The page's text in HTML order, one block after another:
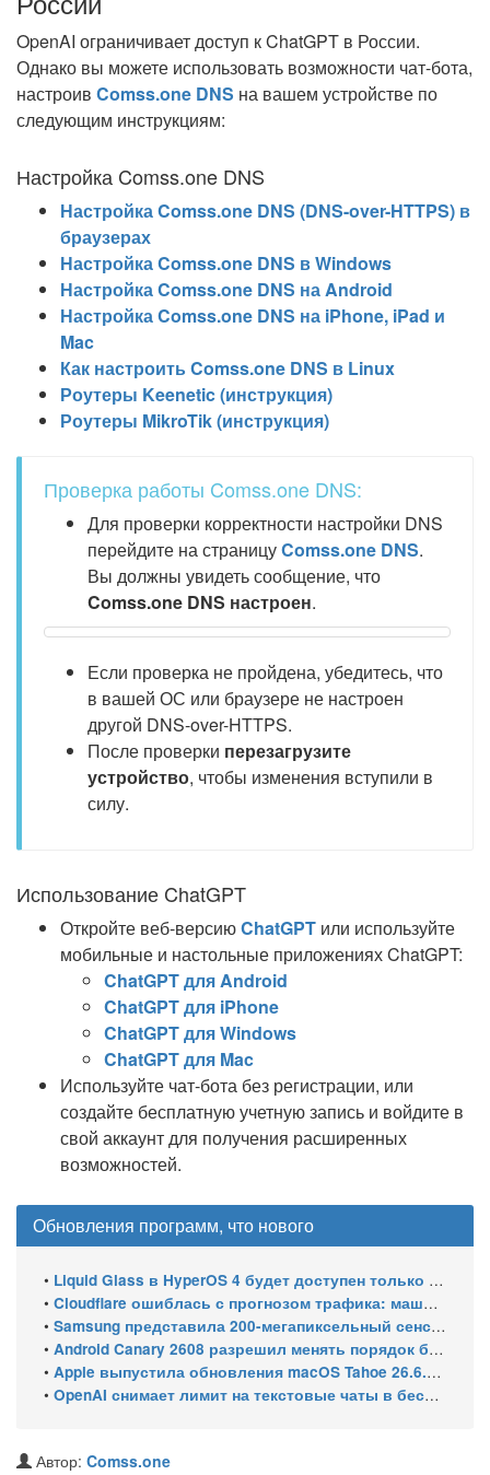
OpenAI ограничивает доступ к ChatGPT в России.
Однако вы можете использовать возможности чат-бота,
настроив Comss.one DNS на вашем устройстве по
следующим инструкциям:
Настройка Comss.one DNS
Настройка Comss.one DNS (DNS-over-HTTPS) в
браузерах
Настройка Comss.one DNS в Windows
Настройка Comss.one DNS на Android
Настройка Comss.one DNS на iPhone, iPad и
Mac
Как настроить Comss.one DNS в Linux
Роутеры Keenetic (инструкция)
Роутеры MikroTik (инструкция)
Проверка работы Comss.one DNS:
Для проверки корректности настройки DNS
перейдите на страницуComss.one DNS.
Вы должны увидеть сообщение, что
Comss.one DNS настроен.
Если проверка не пройдена, убедитесь, что
в вашей ОС или браузере не настроен
другой DNS-over-HTTPS.
После проверки перезагрузите
устройство, чтобы изменения вступили в
силу.
Использование ChatGPT
Откройте веб-версиюChatGPT или используйте
мобильные и настольные приложениях ChatGPT:
ChatGPT для Android
ChatGPT для iPhone
ChatGPT для Windows
ChatGPT для Mac
Используйте чат-бота без регистрации, или
создайте бесплатную учетную запись и войдите в
свой аккаунт для получения расширенных
возможностей.
Обновления программ, что нового
• Liquid Glass в HyperOS 4 будет доступен только на флагманских чипсетах
• Cloudflare ошиблась с прогнозом трафика: машины обошли людей в мае 2026
• Samsung представила 200-мегапиксельный сенсор ISOCELL HPC с DeepPix
• Android Canary 2608 разрешил менять порядок блоков шторки
• Apple выпустила обновления macOS Tahoe 26.6.1, Sequoia 15.7.9 и Sonoma 14.8.9 для устранения уязвимости общего доступа к экрану
• OpenAI снимает лимит на текстовые чаты в бесплатном ChatGPT
Автор: Comss.one